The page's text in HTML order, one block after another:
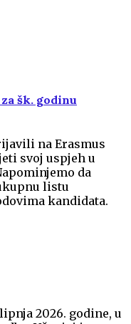
šk. godinu
na Erasmus
svoj uspjeh u
da
listu
kandidata.
2026. godine, u